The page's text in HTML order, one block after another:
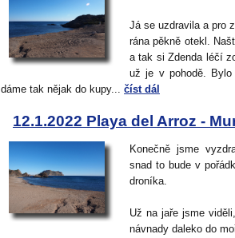
Já se uzdravila a pro
rána pěkně otekl.
a tak si Zdenda léčí
už je v pohodě.
dáme tak nějak do kupy... číst dál
12.1.2022 Playa del Arroz -
Konečně jsme
snad to bude v
droníka.
Už na jaře jsme
návnady daleko do